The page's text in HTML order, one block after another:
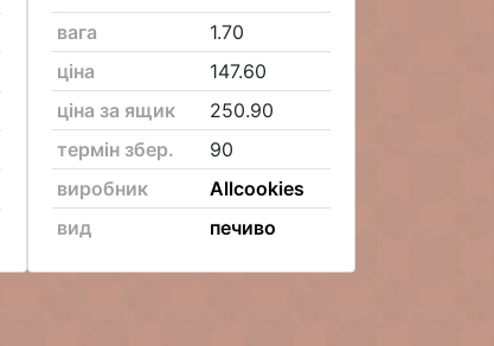
вага
1.70
ціна
147.60
ціна за ящик
250.90
термін збер.
90
виробник
Allcookies
вид
печиво